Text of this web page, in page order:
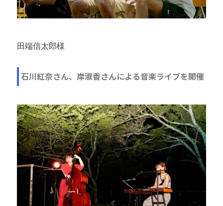
田端信太郎様
石川紅奈さん、岸淑香さんによる音楽ライブを開催